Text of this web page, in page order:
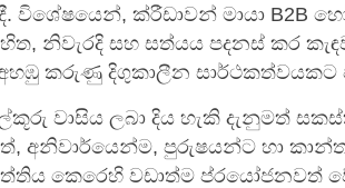
විශේෂයෙන්, ක්රීඩාවන් මායා B2B
නිවැරදි සහ සත්යය පදනස් කර
කරුණු දිගුකාලීන සාර්ථකත්වයකට
වාසිය ලබා දිය හැකි දැනුමත්
අනිවාර්යෙන්ම, පුරුෂයන්ට හා
කෙරෙහි වඩාත්ම ප්රයෝජනවත්